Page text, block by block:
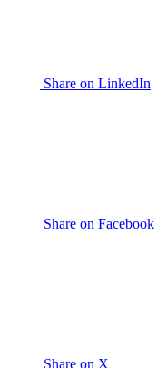
Share on LinkedIn
Share on Facebook
Share on X